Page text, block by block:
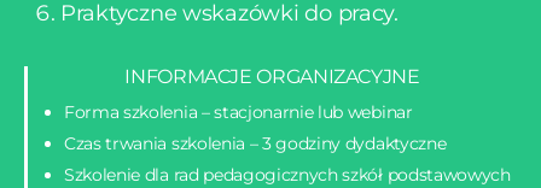
Praktyczne wskazówki do pracy.
INFORMACJE ORGANIZACYJNE
Forma szkolenia – stacjonarnie lub webinar
Czas trwania szkolenia – 3 godziny dydaktyczne
Szkolenie dla rad pedagogicznych szkół podstawowych